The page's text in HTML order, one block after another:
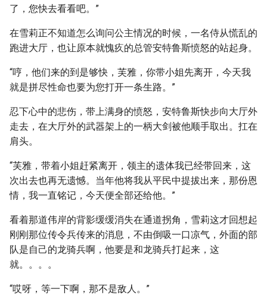
了，您快去看看吧。”
在雪莉正不知道怎么询问公主情况的时候，一名侍从慌乱的
跑进大厅，也让原本就愧疚的总管安特鲁斯愤怒的站起身。
“哼，他们来的到是够快，芙雅，你带小姐先离开，今天我
就是拼尽性命也要为您打开一条生路。”
忍下心中的悲伤，带上满身的愤怒，安特鲁斯快步向大厅外
走去，在大厅外的武器架上的一柄大剑被他顺手取出。扛在
肩头。
“芙雅，带着小姐赶紧离开，领主的遗体我已经带回来，这
次出去也再无遗憾。当年他将我从平民中提拔出来，那份恩
情，我一直铭记，今天便全部还给他。”
看着那道伟岸的背影缓缓消失在通道拐角，雪莉这才回想起
刚刚那位传令兵传来的消息，不由倒吸一口凉气，外面的部
队是自己的龙骑兵啊，他要是和龙骑兵打起来，这
就。。。。
“哎呀，等一下啊，那不是敌人。”